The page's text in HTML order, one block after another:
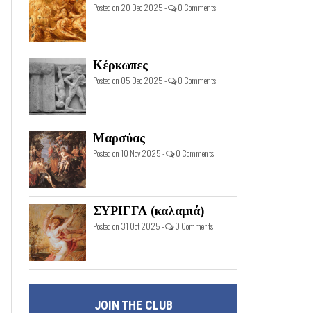
Posted on 20 Dec 2025 - 0 Comments
Κέρκωπες
Posted on 05 Dec 2025 - 0 Comments
Μαρσύας
Posted on 10 Nov 2025 - 0 Comments
ΣΥΡΙΓΓΑ (καλαμιά)
Posted on 31 Oct 2025 - 0 Comments
JOIN THE CLUB